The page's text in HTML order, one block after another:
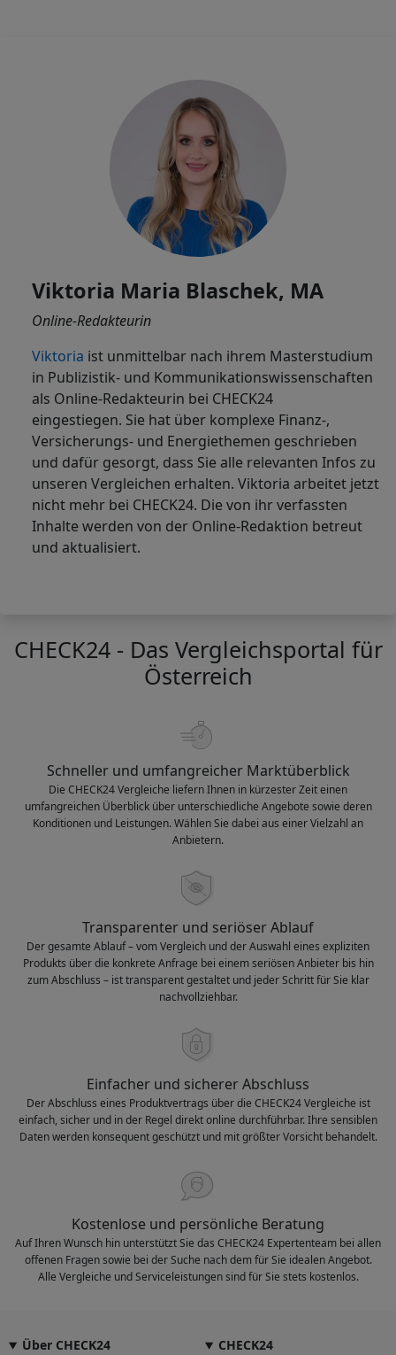
Viktoria Maria Blaschek, MA
Online-Redakteurin
Viktoria ist unmittelbar nach ihrem Masterstudium
in Publizistik- und Kommunikationswissenschaften
als Online-Redakteurin bei CHECK24
eingestiegen. Sie hat über komplexe Finanz-,
Versicherungs- und Energiethemen geschrieben
und dafür gesorgt, dass Sie alle relevanten Infos zu
unseren Vergleichen erhalten. Viktoria arbeitet jetzt
nicht mehr bei CHECK24. Die von ihr verfassten
Inhalte werden von der Online-Redaktion betreut
und aktualisiert.
CHECK24 - Das Vergleichsportal für
Österreich
Schneller und umfangreicher Marktüberblick
Die CHECK24 Vergleiche liefern Ihnen in kürzester Zeit einen
umfangreichen Überblick über unterschiedliche Angebote sowie deren
Konditionen und Leistungen. Wählen Sie dabei aus einer Vielzahl an
Anbietern.
Transparenter und seriöser Ablauf
Der gesamte Ablauf – vom Vergleich und der Auswahl eines expliziten
Produkts über die konkrete Anfrage bei einem seriösen Anbieter bis hin
zum Abschluss – ist transparent gestaltet und jeder Schritt für Sie klar
nachvollziehbar.
Einfacher und sicherer Abschluss
Der Abschluss eines Produktvertrags über die CHECK24 Vergleiche ist
einfach, sicher und in der Regel direkt online durchführbar. Ihre sensiblen
Daten werden konsequent geschützt und mit größter Vorsicht behandelt.
Kostenlose und persönliche Beratung
Auf Ihren Wunsch hin unterstützt Sie das CHECK24 Expertenteam bei allen
offenen Fragen sowie bei der Suche nach dem für Sie idealen Angebot.
Alle Vergleiche und Serviceleistungen sind für Sie stets kostenlos.
Über CHECK24 CHECK24